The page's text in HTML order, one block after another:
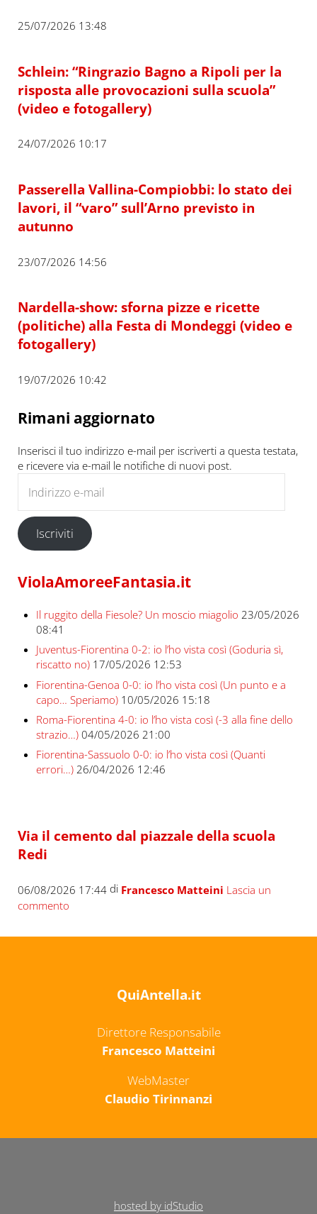
25/07/2026 13:48
Schlein: “Ringrazio Bagno a Ripoli per la
risposta alle provocazioni sulla scuola”
(video e fotogallery)
24/07/2026 10:17
Passerella Vallina-Compiobbi: lo stato dei
lavori, il “varo” sull’Arno previsto in
autunno
23/07/2026 14:56
Nardella-show: sforna pizze e ricette
(politiche) alla Festa di Mondeggi (video e
fotogallery)
19/07/2026 10:42
Rimani aggiornato
Inserisci il tuo indirizzo e-mail per iscriverti a questa testata,
e ricevere via e-mail le notifiche di nuovi post.
Iscriviti
ViolaAmoreeFantasia.it
Il ruggito della Fiesole? Un moscio miagolio 23/05/2026
08:41
Juventus-Fiorentina 0-2: io l’ho vista così (Goduria sì,
riscatto no) 17/05/2026 12:53
Fiorentina-Genoa 0-0: io l’ho vista così (Un punto e a
capo… Speriamo) 10/05/2026 15:18
Roma-Fiorentina 4-0: io l’ho vista così (-3 alla fine dello
strazio…) 04/05/2026 21:00
Fiorentina-Sassuolo 0-0: io l’ho vista così (Quanti
errori…) 26/04/2026 12:46
Via il cemento dal piazzale della scuola
Redi
06/08/2026 17:44di Francesco Matteini Lascia un
commento
QuiAntella.it
Direttore Responsabile
Francesco Matteini
WebMaster
Claudio Tirinnanzi
hosted by idStudio